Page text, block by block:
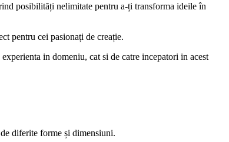
posibilități nelimitate pentru a-ți transforma ideile în
pentru cei pasionați de creație.
in domeniu, cat si de catre incepatori in acest
diferite forme și dimensiuni.